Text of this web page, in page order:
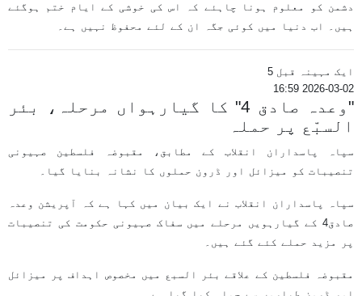
دشمن کو معلوم ہونا چاہئے کہ اس کی خوشی کے ایام ختم ہوگئے
ہیں۔ اب دنیا میں کوئی جگہ ان کے لئے محفوظ نہیں ہے۔
ایک مہینہ قبل 5
2026-03-02 16:59
"وعدہ صادق 4" کا گیارہواں مرحلہ، بئر
السبّع پر حملہ
سپاہ پاسداران انقلاب کے مطابق، مقبوضہ فلسطین صہیونی
تنصیبات کو میزائل اور ڈرون حملوں کا نشانہ بنایا گیا۔
سپاہ پاسداران انقلاب نے ایک بیان میں کہا ہے کہ آپریشن وعدہ
صادق4 کے گیارہویں مرحلے میں سفاک صہیونی حکومت کی تنصیبات
پر مزید حملے کئے گئے ہیں۔
مقبوضہ فلسطین کے علاقے بئر السبع میں مخصوص اہداف پر میزائل